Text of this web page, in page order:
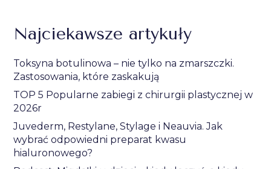
Najciekawsze artykuły
Toksyna botulinowa – nie tylko na zmarszczki.
Zastosowania, które zaskakują
TOP 5 Popularne zabiegi z chirurgii plastycznej w
2026r
Juvederm, Restylane, Stylage i Neauvia. Jak
wybrać odpowiedni preparat kwasu
hialuronowego?